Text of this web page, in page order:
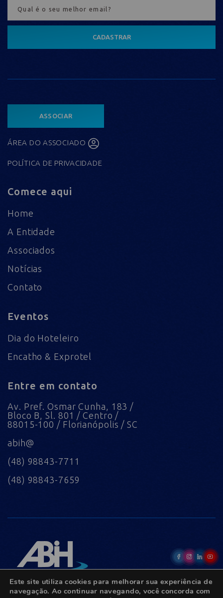
CADASTRAR
ASSOCIAR
ÁREA DO ASSOCIADO
POLÍTICA DE PRIVACIDADE
Comece aqui
Home
A Entidade
Associados
Notícias
Contato
Eventos
Dia do Hoteleiro
Encatho & Exprotel
Entre em contato
Av. Pref. Osmar Cunha, 183 /
Bloco B, Sl. 801 / Centro /
88015-100 / Florianópolis / SC
abih@
(48) 98843-7711
(48) 98843-7659
Este site utiliza cookies para melhorar sua experiência de
navegação. Ao continuar navegando, você concorda com